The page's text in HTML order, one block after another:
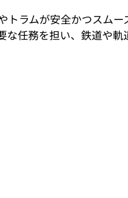
トラムが安全かつスム
な任務を担い、鉄道や軌